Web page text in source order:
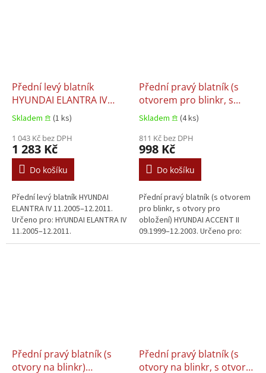
Přední levý blatník
HYUNDAI ELANTRA IV
11.2005–12.2011
Skladem 𖠿 (1 ks)
1 043 Kč bez DPH
1 283 Kč
Do košíku
Přední levý blatník HYUNDAI
ELANTRA IV 11.2005–12.2011.
Určeno pro: HYUNDAI ELANTRA IV
11.2005–12.2011.
Přední pravý blatník (s
otvorem pro blinkr, s
otvory pro obložení)
HYUNDAI ACCENT II
09.1999–12.2003
Skladem 𖠿 (4 ks)
811 Kč bez DPH
998 Kč
Do košíku
Přední pravý blatník (s otvorem
pro blinkr, s otvory pro
obložení) HYUNDAI ACCENT II
09.1999–12.2003. Určeno pro:
HYUNDAI ACCENT II 09.1999–
Přední pravý blatník (s
otvory na blinkr)
Přední pravý blatník (s
otvory na blinkr, s otvory